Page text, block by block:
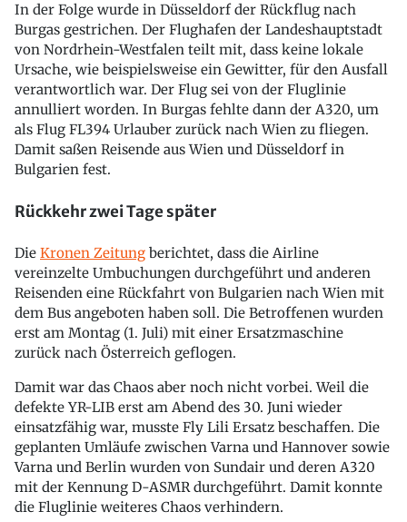
In der Folge wurde in Düsseldorf der Rückflug nach
Burgas gestrichen. Der Flughafen der Landeshauptstadt
von Nordrhein-Westfalen teilt mit, dass keine lokale
Ursache, wie beispielsweise ein Gewitter, für den Ausfall
verantwortlich war. Der Flug sei von der Fluglinie
annulliert worden. In Burgas fehlte dann der A320, um
als Flug FL394 Urlauber zurück nach Wien zu fliegen.
Damit saßen Reisende aus Wien und Düsseldorf in
Bulgarien fest.
Rückkehr zwei Tage später
Die Kronen Zeitung berichtet, dass die Airline
vereinzelte Umbuchungen durchgeführt und anderen
Reisenden eine Rückfahrt von Bulgarien nach Wien mit
dem Bus angeboten haben soll. Die Betroffenen wurden
erst am Montag (1. Juli) mit einer Ersatzmaschine
zurück nach Österreich geflogen.
Damit war das Chaos aber noch nicht vorbei. Weil die
defekte YR-LIB erst am Abend des 30. Juni wieder
einsatzfähig war, musste Fly Lili Ersatz beschaffen. Die
geplanten Umläufe zwischen Varna und Hannover sowie
Varna und Berlin wurden von Sundair und deren A320
mit der Kennung D-ASMR durchgeführt. Damit konnte
die Fluglinie weiteres Chaos verhindern.